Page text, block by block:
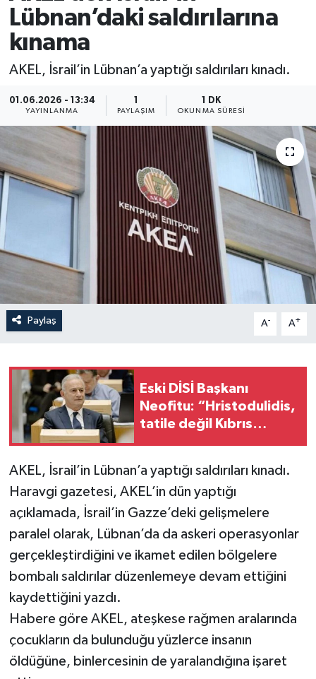
Lübnan’daki saldırılarına
kınama
AKEL, İsrail’in Lübnan’a yaptığı saldırıları kınadı.
01.06.2026 - 13:34
YAYINLANMA
1
PAYLAŞIM
1 DK
OKUNMA SÜRESI
Paylaş A- A+
Eski DİSİ Başkanı
Neofitu: “Hristodulidis,
tatile değil Kıbrıs
AKEL, İsrail’in Lübnan’a yaptığı saldırıları kınadı.
Haravgi gazetesi, AKEL’in dün yaptığı
açıklamada, İsrail’in Gazze’deki gelişmelere
paralel olarak, Lübnan’da da askeri operasyonlar
gerçekleştirdiğini ve ikamet edilen bölgelere
bombalı saldırılar düzenlemeye devam ettiğini
kaydettiğini yazdı.
Habere göre AKEL, ateşkese rağmen aralarında
çocukların da bulunduğu yüzlerce insanın
öldüğüne, binlercesinin de yaralandığına işaret